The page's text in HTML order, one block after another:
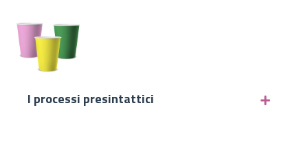
I processi presintattici